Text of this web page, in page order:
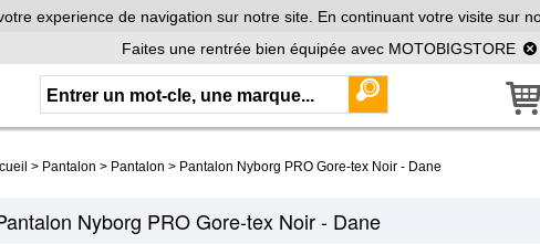
experience de navigation sur notre site. En continuant votre visite sur
Faites une rentrée bien équipée avec MOTOBIGSTORE
> Pantalon > Pantalon > Pantalon Nyborg PRO Gore-tex Noir - Dane
Nyborg PRO Gore-tex Noir - Dane